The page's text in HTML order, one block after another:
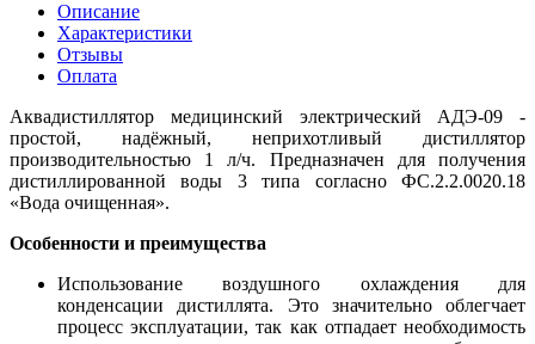
Описание
Характеристики
Отзывы
Оплата
Аквадистиллятор медицинский электрический АДЭ-09 -
простой, надёжный, неприхотливый дистиллятор
производительностью 1 л/ч. Предназначен для получения
дистиллированной воды 3 типа согласно ФС.2.2.0020.18
«Вода очищенная».
Особенности и преимущества
Использование воздушного охлаждения для
конденсации дистиллята. Это значительно облегчает
процесс эксплуатации, так как отпадает необходимость